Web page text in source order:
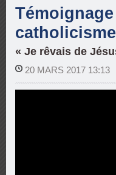
catholicisme
« Je rêvais de
20 MARS 2017 13:13